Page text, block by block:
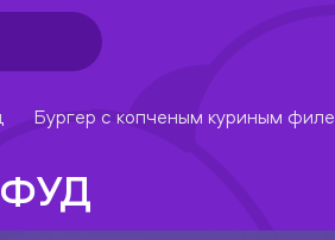
Бургер с копченым куриным филе